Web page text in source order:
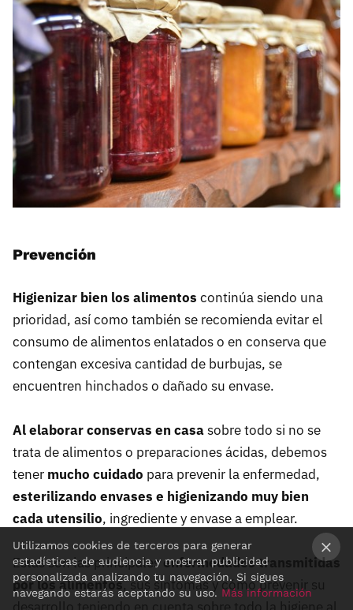
Prevención
Higienizar bien los alimentos continúa siendo una
prioridad, así como también se recomienda evitar el
consumo de alimentos enlatados o en conserva que
contengan excesiva cantidad de burbujas, se
encuentren hinchados o dañado su envase.
Al elaborar conservas en casasobre todo si no se
trata de alimentos o preparaciones ácidas, debemos
tener mucho cuidado para prevenir la enfermedad,
esterilizando envases e higienizando muy bien
cada utensilio, ingrediente y envase a emplear.
Estas son las principalesenfermedades transmitidas
por los alimentos, sus síntomas y cómo prevenir su
Utilizamos cookies de terceros para generar
estadísticas de audiencia y mostrar publicidad
personalizada analizando tu navegación. Si sigues
navegando estarás aceptando su uso. Más información